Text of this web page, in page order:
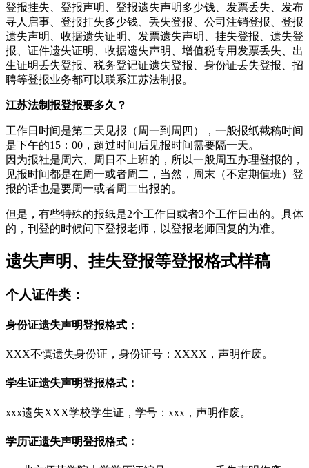
登报挂失、登报声明、登报遗失声明多少钱、发票丢失、发布
寻人启事、登报挂失多少钱、丢失登报、公司注销登报、登报
遗失声明、收据遗失证明、发票遗失声明、挂失登报、遗失登
报、证件遗失证明、收据遗失声明、增值税专用发票丢失、出
生证明丢失登报、税务登记证遗失登报、身份证丢失登报、招
聘等登报业务都可以联系江苏法制报。
江苏法制报登报要多久？
工作日时间是第二天见报（周一到周四），一般报纸截稿时间
是下午的15：00，超过时间后见报时间需要隔一天。
因为报社是周六、周日不上班的，所以一般周五办理登报的，
见报时间都是在周一或者周二，当然，周末（不定期值班）登
报的话也是要周一或者周二出报的。
但是，有些特殊的报纸是2个工作日或者3个工作日出的。具体
的，刊登的时候问下登报老师，以登报老师回复的为准。
遗失声明、挂失登报等登报格式样稿
个人证件类：
身份证遗失声明登报格式：
XXX不慎遗失身份证，身份证号：XXXX，声明作废。
学生证遗失声明登报格式：
xxx遗失XXX学校学生证，学号：xxx，声明作废。
学历证遗失声明登报格式：